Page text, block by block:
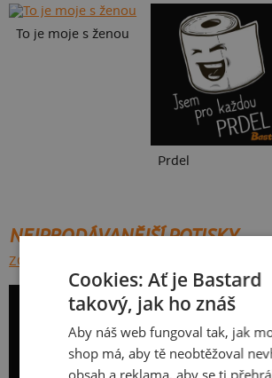
To je moje s ženou
Prdel
NEJPRODÁVANĚJŠÍ POTISKY
ZOBRAZIT VŠECHNY
Cookies: Ať je Bastard
takový, jak ho znáš
Aby náš web fungoval tak, jak
shop má, aby tě neobtěžoval
obsah a reklama, aby se ti